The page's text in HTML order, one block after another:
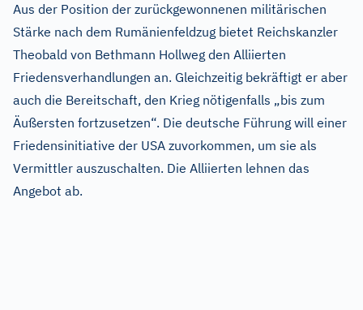
Aus der Position der zurückgewonnenen militärischen
Stärke nach dem Rumänienfeldzug bietet Reichskanzler
Theobald von Bethmann Hollweg den Alliierten
Friedensverhandlungen an. Gleichzeitig bekräftigt er aber
auch die Bereitschaft, den Krieg nötigenfalls „bis zum
Äußersten fortzusetzen“. Die deutsche Führung will einer
Friedensinitiative der USA zuvorkommen, um sie als
Vermittler auszuschalten. Die Alliierten lehnen das
Angebot ab.